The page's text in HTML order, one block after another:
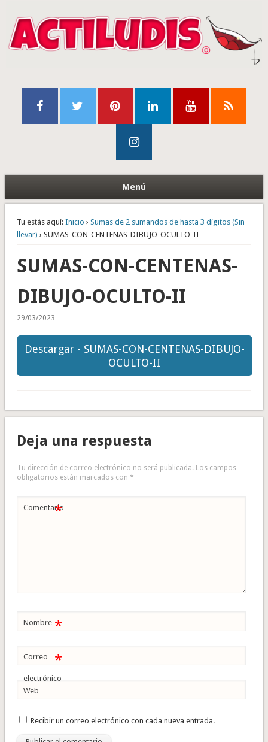
Menú
Tu estás aquí: Inicio › Sumas de 2 sumandos de hasta 3 dígitos (Sin
llevar) › SUMAS-CON-CENTENAS-DIBUJO-OCULTO-II
SUMAS-CON-CENTENAS-
DIBUJO-OCULTO-II
29/03/2023
Descargar - SUMAS-CON-CENTENAS-DIBUJO-
OCULTO-II
Deja una respuesta
Tu dirección de correo electrónico no será publicada. Los campos
obligatorios están marcados con *
Comentario
*
Nombre *
Correo
electrónico
*
Web
Recibir un correo electrónico con cada nueva entrada.